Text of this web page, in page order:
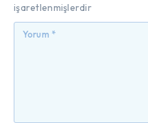
işaretlenmişlerdir